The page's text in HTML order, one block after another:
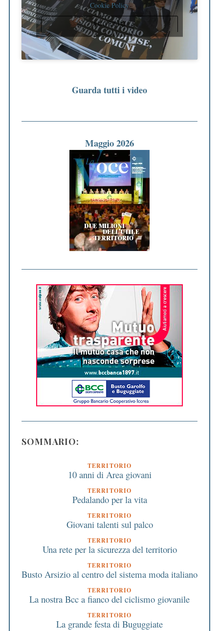
Cookie Policy
ACCETTO
Guarda tutti i video
Maggio 2026
SOMMARIO:
TERRITORIO
10 anni di Area giovani
TERRITORIO
Pedalando per la vita
TERRITORIO
Giovani talenti sul palco
TERRITORIO
Una rete per la sicurezza del territorio
TERRITORIO
Busto Arsizio al centro del sistema moda italiano
TERRITORIO
La nostra Bcc a fianco del ciclismo giovanile
TERRITORIO
La grande festa di Buguggiate